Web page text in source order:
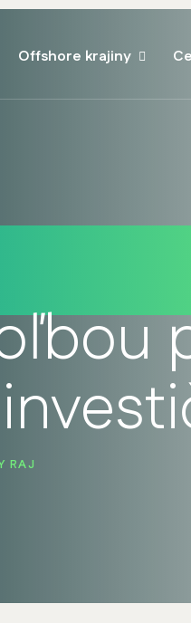
Offshore krajiny
RAJ